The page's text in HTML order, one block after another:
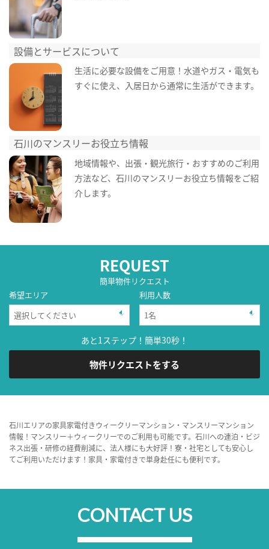
設備とサービスについて
生活に必要な設備をご用意！水道やガス・電気も
すぐに使え、入居日から通常に生活ができます。
石川のマンスリーお役立ち情報
地域情報や、出張・観光旅行・おすすめのご利用
方法など、石川のマンスリーお役立ち情報をご紹
介します。
REQUEST
簡単物件リクエスト
希望エリア
利用人数
あと1ステップ！簡単30秒！
物件リクエストをする
石川エリアの家具家電付きウィークリーマンション・マンスリーマンション
情報！マンスリー＋ウィークリーでのご利用も可能です。石川への連泊・ビジ
ネス出張・研修の経費削減に、法人様にも大好評！寮・社宅としても安心し
てご利用いただけます！家具・家電付きで単身赴任にも便利です。
CONTACT US